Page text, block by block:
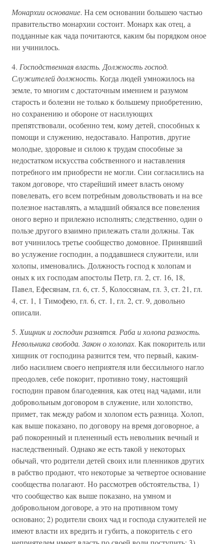
Монархии основание. На сем основании большею частью
правительство монархии состоит. Монарх как отец, а
подданные как чада почитаются, каким бы порядком оное
ни учинилось.
4. Господственная власть. Должность господ.
Служителей должность. Когда людей умножилось на
земле, то многим с достаточным имением и разумом
старость и болезни не только к большему приобретению,
но сохранению и обороне от насилующих
препятствовали, особенно тем, кому детей, способных к
помощи и служению, недоставало. Напротив, другие
молодые, здоровые и силою к трудам способные за
недостатком искусства собственного и наставления
потребного им приобрести не могли. Сии согласились на
таком договоре, что старейший имеет власть оному
повелевать, его всем потребным довольствовать и на все
полезное наставлять, а младший обязался все повеления
оного верно и прилежно исполнять; следственно, один о
пользе другого взаимно прилежать стали должны. Так
вот учинилось третье сообщество домовное. Принявший
во услужение господин, а поддавшиеся служители, или
холопы, именовались. Должность господ к холопам и
оных к их господам апостолы Петр, гл. 2, ст. 16, 18,
Павел, Ефесянам, гл. 6, ст. 5, Колоссянам, гл. 3, ст. 21, гл.
4, ст. 1, 1 Тимофею, гл. 6, ст. 1, гл. 2, ст. 9, довольно
описали.
5. Хищник и господин разнятся. Раба и холопа разность.
Невольника свобода. Закон о холопах. Как покоритель или
хищник от господина разнится тем, что первый, каким-
либо насилием своего неприятеля или бессильного нагло
преодолев, себе покорит, противно тому, настоящий
господин правом благодеяния, как отец над чадами, или
добровольным договором в служение, или холопство,
примет, так между рабом и холопом есть разница. Холоп,
как выше показано, по договору на время договорное, а
раб покоренный и плененный есть невольник вечный и
наследственный. Однако же есть такой у некоторых
обычай, что родители детей своих или пленников других
в рабство продают, что некоторые за четвертое основание
сообщества полагают. Но рассмотрев обстоятельства, 1)
что сообщество как выше показано, на умном и
добровольном договоре, а это на противном тому
основано; 2) родители своих чад и господа служителей не
имеют власти их вредить и губить, а покоритель с его